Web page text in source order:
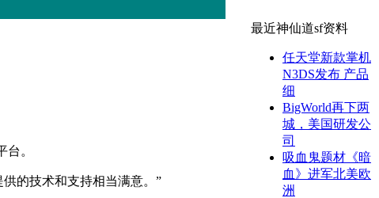
。
供的技术和支持相当满意。”
最近神仙道sf资料
任天堂新款掌机
N3DS发布 产品
细
BigWorld再下两
城，美国研发公
司
吸血鬼题材《暗
血》进军北美欧
洲